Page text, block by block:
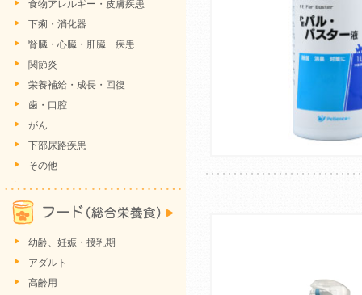
食物アレルギー・皮膚疾患
下痢・消化器
腎臓・心臓・肝臓 疾患
関節炎
栄養補給・成長・回復
歯・口腔
がん
下部尿路疾患
その他
幼齢、妊娠・授乳期
アダルト
高齢用